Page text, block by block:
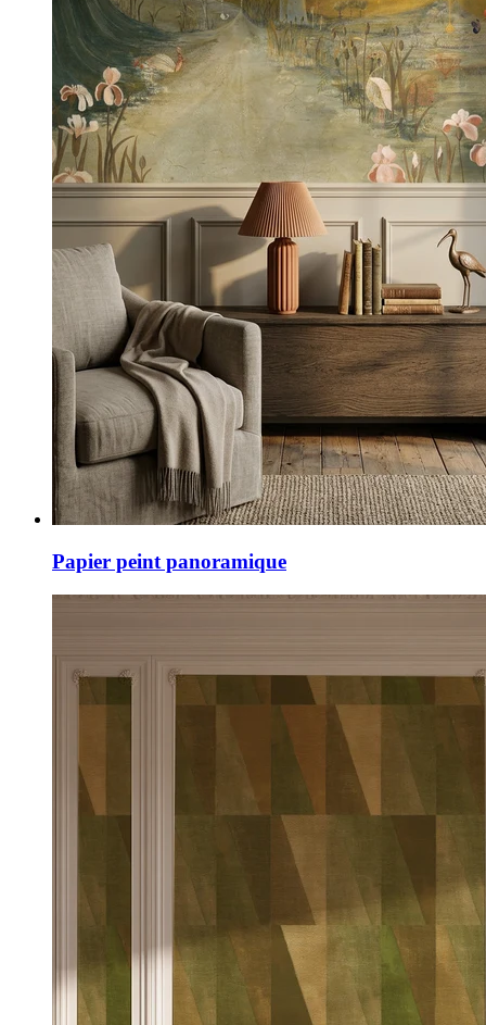
Papier peint panoramique